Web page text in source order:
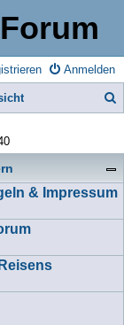
Anmelden
& Impressum